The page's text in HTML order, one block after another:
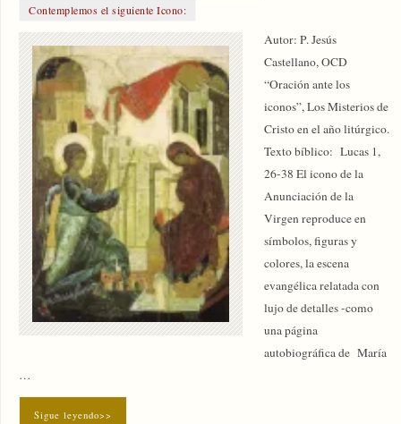
Contemplemos el siguiente Icono:
Autor: P. Jesús
Castellano, OCD
“Oración ante los
iconos”, Los Misterios de
Cristo en el año litúrgico.
Texto bíblico: Lucas 1,
26-38 El icono de la
Anunciación de la
Virgen reproduce en
símbolos, figuras y
colores, la escena
evangélica relatada con
lujo de detalles -como
una página
autobiográfica de María
…
Sigue leyendo>>